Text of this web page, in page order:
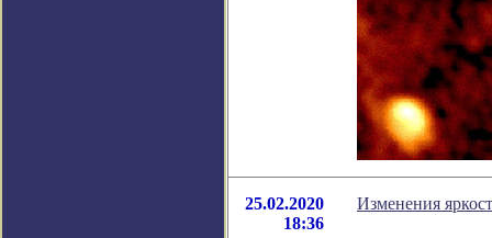
25.02.2020
18:36
Изменения